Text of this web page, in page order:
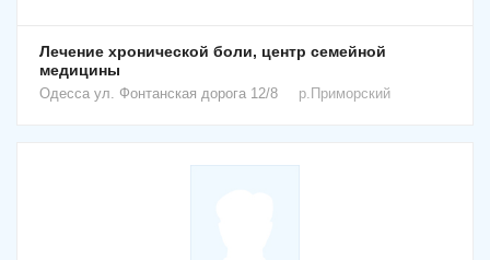
Лечение хронической боли, центр семейной
медицины
Одесса ул. Фонтанская дорога 12/8 р.Приморский